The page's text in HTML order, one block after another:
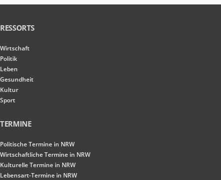
RESSORTS
Wirtschaft
Politik
Leben
Gesundheit
Kultur
Sport
TERMINE
Politische Termine in NRW
Wirtschaftliche Termine in NRW
Kulturelle Termine in NRW
Lebensart-Termine in NRW